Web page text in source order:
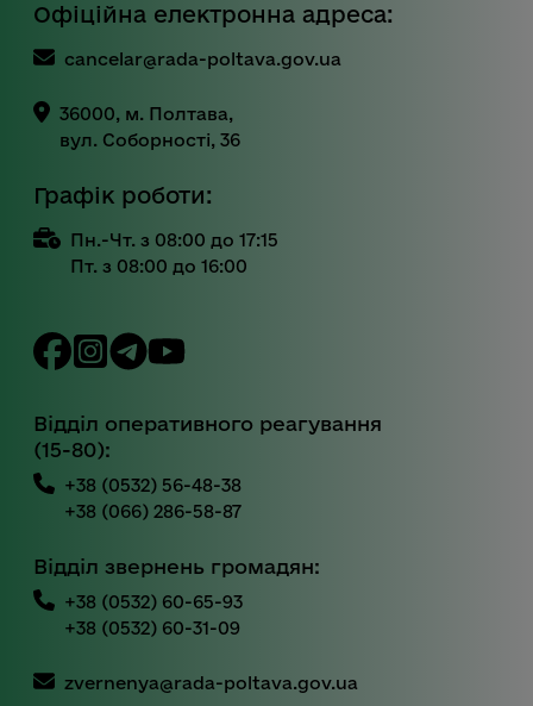
Офіційна електронна адреса:
cancelar@rada-poltava.gov.ua
36000, м. Полтава,
вул. Соборності, 36
Графік роботи:
Пн.-Чт. з 08:00 до 17:15
Пт. з 08:00 до 16:00
Відділ оперативного реагування
(15-80):
+38 (0532) 56-48-38
+38 (066) 286-58-87
Відділ звернень громадян:
+38 (0532) 60-65-93
+38 (0532) 60-31-09
zvernenya@rada-poltava.gov.ua